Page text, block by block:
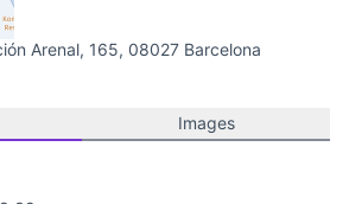
Arenal, 165, 08027 Barcelona
Images